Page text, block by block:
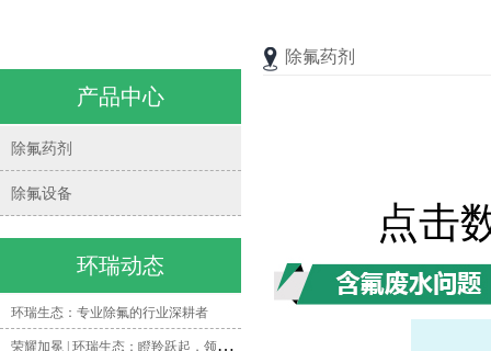
产品中心
除氟药剂
除氟设备
环瑞动态
环瑞生态：专业除氟的行业深耕者
荣
耀加冕 | 环瑞生态：瞪羚跃起，领跑除氟领域新时代
除氟药剂
点击